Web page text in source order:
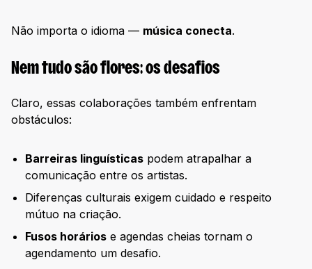
Não importa o idioma — música conecta.
Nem tudo são flores: os desafios
Claro, essas colaborações também enfrentam
obstáculos:
Barreiras linguísticas podem atrapalhar a
comunicação entre os artistas.
Diferenças culturais exigem cuidado e respeito
mútuo na criação.
Fusos horários e agendas cheias tornam o
agendamento um desafio.